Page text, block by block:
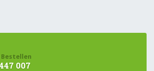
Bestellen
007